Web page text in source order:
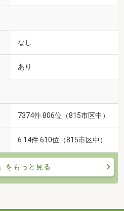
なし
あり
7374件 806位（815市区中）
6.14件 610位（815市区中）
」をもっと見る